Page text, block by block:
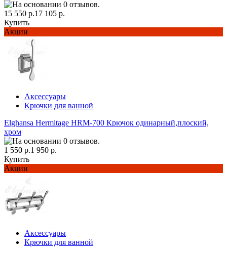
15 550 р.17 105 р.
Купить
Акции
Аксессуары
Крючки для ванной
Elghansa Hermitage HRM-700 Крючок одинарный,плоский,
хром
1 550 р.1 950 р.
Купить
Акции
Аксессуары
Крючки для ванной